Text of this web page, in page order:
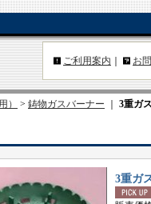
ご利用案内 お
） > 鋳物ガスバーナー 3重ガ
3重ガ